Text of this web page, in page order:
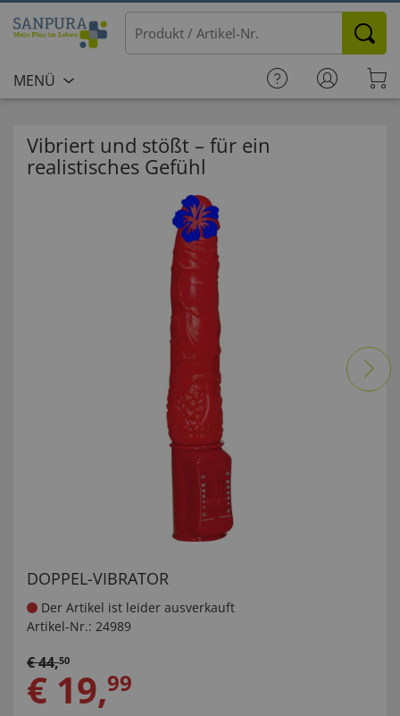
MENÜ
Vibriert und stößt – für ein
realistisches Gefühl
DOPPEL-VIBRATOR
Der Artikel ist leider ausverkauft
Artikel-Nr.: 24989
€44,50
€ 19,99